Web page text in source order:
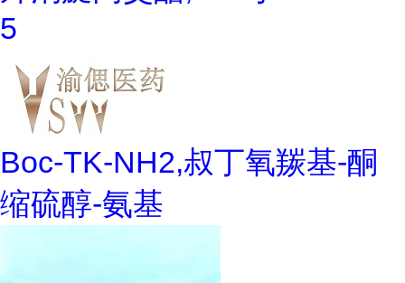
5
Boc-TK-NH2,叔丁氧羰基-酮
缩硫醇-氨基